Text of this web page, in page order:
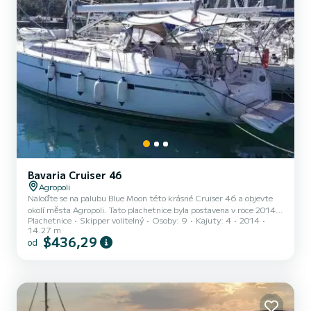
Bavaria Cruiser 46
Agropoli
Naloďte se na palubu Blue Moon této krásné Cruiser 46 a objevte
okolí města Agropoli. Tato plachetnice byla postavena v roce 2014 a
nabízí úžasné pohodlí a výkonnost na moři. plachetnice měří 14 m,
výkon dosahuje 50 HP. Počet kabin: 4 m počet osob: 9, Loď je
určena na okružní turistické plavby. Pro vaše pohodlí Blue Moon má
týkající se lodi nebo podmínek pronájm...
Plachetnice Skipper volitelný Osoby: 9 Kajuty: 4
2014
14.27 m
od $436,29